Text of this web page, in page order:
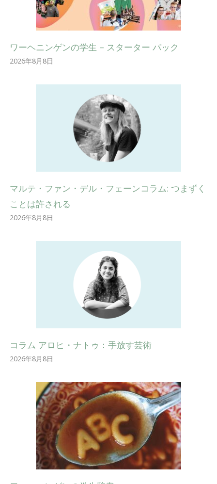
ワーヘニンゲンの学生 – スターター パック
2026年8月8日
マルテ・ファン・デル・フェーンコラム: つまずく
ことは許される
2026年8月8日
コラム アロヒ・ナトゥ：手放す芸術
2026年8月8日